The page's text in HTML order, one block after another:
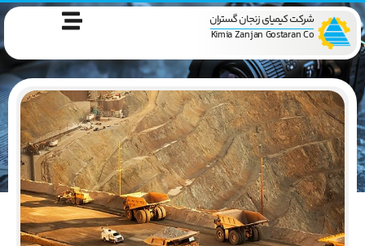
شرکت کیمیای زنجان گستران
Kimia Zanjan Gostaran Co